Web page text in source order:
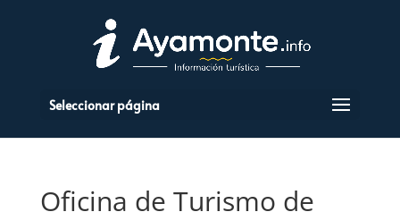
Seleccionar página
Oficina de Turismo de